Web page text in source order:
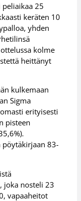
25
keräten 10
yhden
kolme
heittänyt
kulkemaan
Sigma
erityisesti
pisteen
83-
joka nosteli 23
vapaaheitot